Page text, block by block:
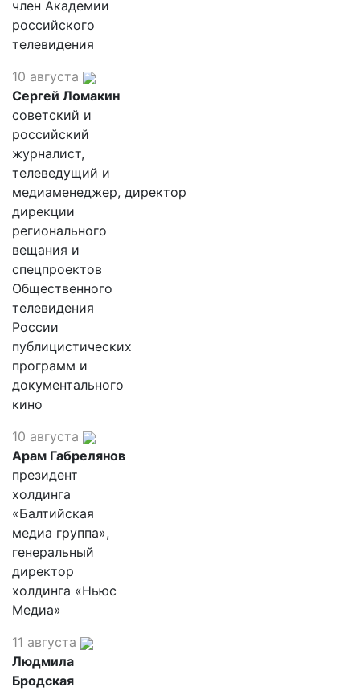
член Академии
российского
телевидения
10 августа
Сергей Ломакин
советский и
российский
журналист,
телеведущий и
медиаменеджер, директор
дирекции
регионального
вещания и
спецпроектов
Общественного
телевидения
России
публицистических
программ и
документального
кино
10 августа
Арам Габрелянов
президент
холдинга
«Балтийская
медиа группа»,
генеральный
директор
холдинга «Ньюс
Медиа»
11 августа
Людмила
Бродская